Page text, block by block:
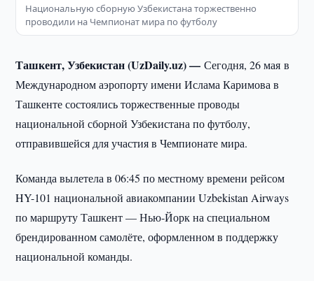
Национальную сборную Узбекистана торжественно
проводили на Чемпионат мира по футболу
Ташкент, Узбекистан (UzDaily.uz) —Сегодня, 26 мая в
Международном аэропорту имени Ислама Каримова в
Ташкенте состоялись торжественные проводы
национальной сборной Узбекистана по футболу,
отправившейся для участия в Чемпионате мира.
Команда вылетела в 06:45 по местному времени рейсом
HY-101 национальной авиакомпании Uzbekistan Airways
по маршруту Ташкент — Нью-Йорк на специальном
брендированном самолёте, оформленном в поддержку
национальной команды.